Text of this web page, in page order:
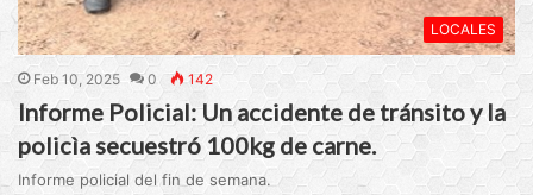
LOCALES
Feb 10, 2025 0 142
Informe Policial: Un accidente de tránsito y la
policìa secuestró 100kg de carne.
Informe policial del fin de semana.